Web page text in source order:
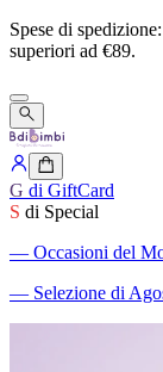
Spese di spedizione:
superiori ad €89.
G di GiftCard
S di Special
― Occasioni del
― Selezione di